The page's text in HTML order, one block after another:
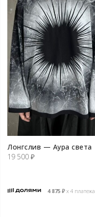
Лонгслив — Аура света
19 500 ₽
4 875 ₽х 4 платежа